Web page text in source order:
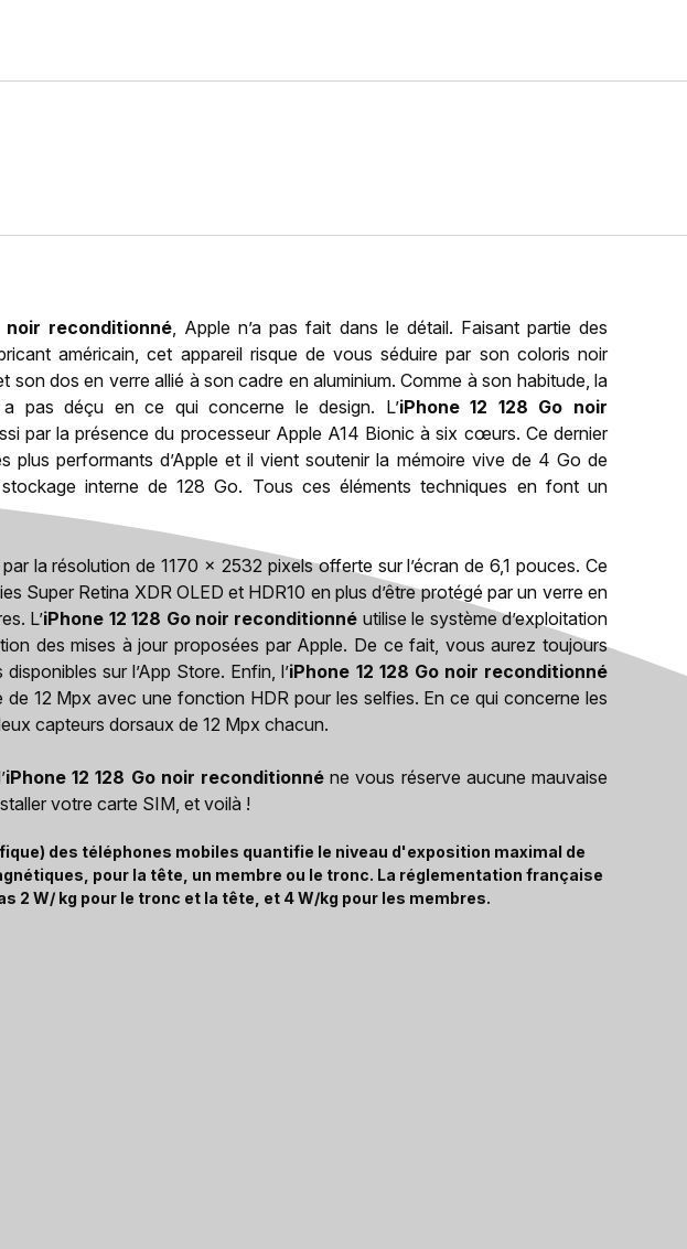
noir reconditionné, Apple n’a pas fait dans le détail. Faisant partie des
américain, cet appareil risque de vous séduire par son coloris noir
son dos en verre allié à son cadre en aluminium. Comme à son habitude, la
pas déçu en ce qui concerne le design. L’iPhone 12 128 Go noir
par la présence du processeur Apple A14 Bionic à six cœurs. Ce dernier
plus performants d’Apple et il vient soutenir la mémoire vive de 4 Go de
interne de 128 Go. Tous ces éléments techniques en font un
la résolution de 1170 x 2532 pixels offerte sur l’écran de 6,1 pouces. Ce
Super Retina XDR OLED et HDR10 en plus d’être protégé par un verre en
L’iPhone 12 128 Go noir reconditionné utilise le système d’exploitation
des mises à jour proposées par Apple. De ce fait, vous aurez toujours
sur l’App Store. Enfin, l’iPhone 12 128 Go noir reconditionné
de 12 Mpx avec une fonction HDR pour les selfies. En ce qui concerne les
capteurs dorsaux de 12 Mpx chacun.
iPhone 12 128 Go noir reconditionné ne vous réserve aucune mauvaise
votre carte SIM, et voilà !
des téléphones mobiles quantifie le niveau d'exposition maximal de
pour la tête, un membre ou le tronc. La réglementation française
2 W/ kg pour le tronc et la tête, et 4 W/kg pour les membres.